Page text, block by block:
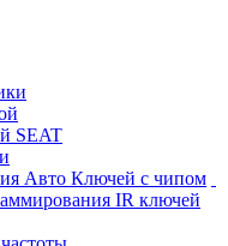
SEAT
Авто Ключей с чипом
IR ключей